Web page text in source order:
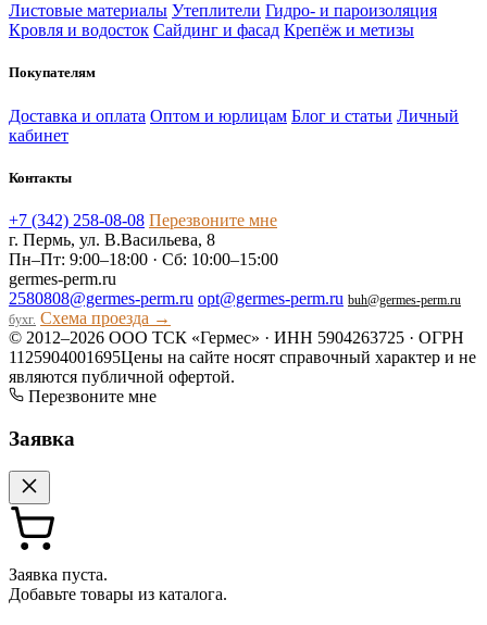
Листовые материалы Утеплители Гидро- и пароизоляция
Кровля и водосток Сайдинг и фасад Крепёж и метизы
Покупателям
Доставка и оплата Оптом и юрлицам Блог и статьи Личный
кабинет
Контакты
+7 (342) 258-08-08 Перезвоните мне
г. Пермь, ул. В.Васильева, 8
Пн–Пт: 9:00–18:00 · Сб: 10:00–15:00
germes-perm.ru
2580808@germes-perm.ru opt@germes-perm.ru buh@germes-perm.ru
бухг. Схема проезда →
© 2012–2026 ООО ТСК «Гермес» · ИНН 5904263725 · ОГРН
1125904001695Цены на сайте носят справочный характер и не
являются публичной офертой.
Перезвоните мне
Заявка
Заявка пуста.
Добавьте товары из каталога.